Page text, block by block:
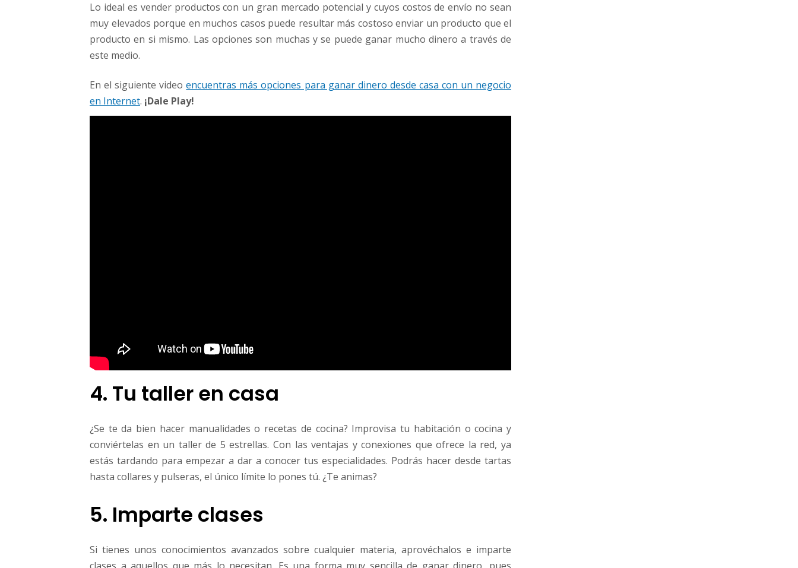
Lo ideal es vender productos con un gran mercado potencial y cuyos costos de envío no sean
muy elevados porque en muchos casos puede resultar más costoso enviar un producto que el
producto en si mismo. Las opciones son muchas y se puede ganar mucho dinero a través de
este medio.
En el siguiente videoencuentras más opciones para ganar dinero desde casa con un negocio
en Internet. ¡Dale Play!
4. Tu taller en casa
¿Se te da bien hacer manualidades o recetas de cocina? Improvisa tu habitación o cocina y
conviértelas en un taller de 5 estrellas. Con las ventajas y conexiones que ofrece la red, ya
estás tardando para empezar a dar a conocer tus especialidades. Podrás hacer desde tartas
hasta collares y pulseras, el único límite lo pones tú. ¿Te animas?
5. Imparte clases
Si tienes unos conocimientos avanzados sobre cualquier materia, aprovéchalos e imparte